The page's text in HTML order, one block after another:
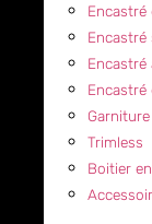
Encastré
Encastré
Encastré
Encastré
Trimless
Boitier